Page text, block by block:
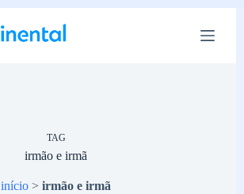
TAG
irmão e irmã
início >irmão e irmã